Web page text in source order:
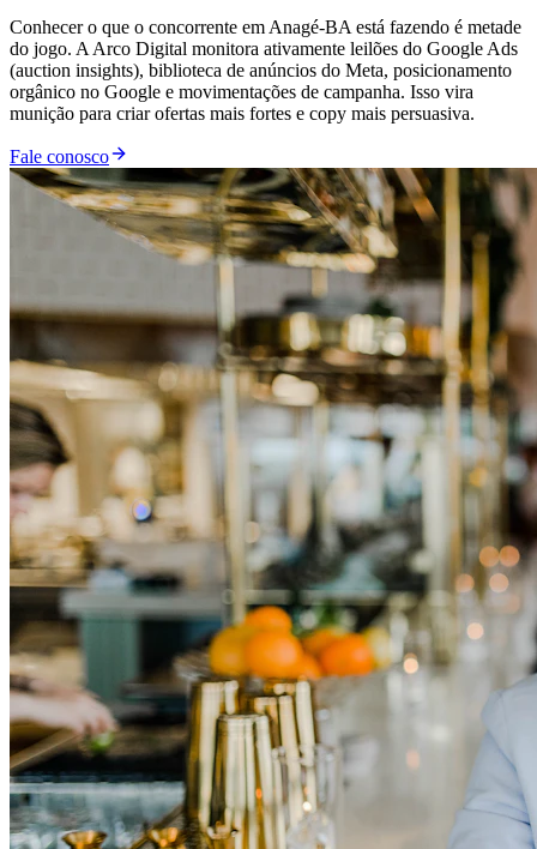
Conhecer o que o concorrente em Anagé-BA está fazendo é metade
do jogo. A Arco Digital monitora ativamente leilões do Google Ads
(auction insights), biblioteca de anúncios do Meta, posicionamento
orgânico no Google e movimentações de campanha. Isso vira
munição para criar ofertas mais fortes e copy mais persuasiva.
Fale conosco